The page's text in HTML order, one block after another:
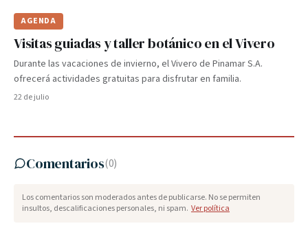
AGENDA
Visitas guiadas y taller botánico en el Vivero
Durante las vacaciones de invierno, el Vivero de Pinamar S.A.
ofrecerá actividades gratuitas para disfrutar en familia.
22 de julio
Comentarios(0)
Los comentarios son moderados antes de publicarse. No se permiten
insultos, descalificaciones personales, ni spam. Ver política